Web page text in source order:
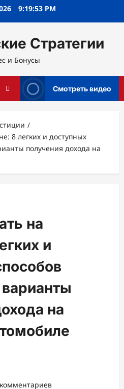
9:19:54 PM
Стратегии
и Бонусы
Смотреть видео
8 легких и доступных
получения дохода на
на
и
на